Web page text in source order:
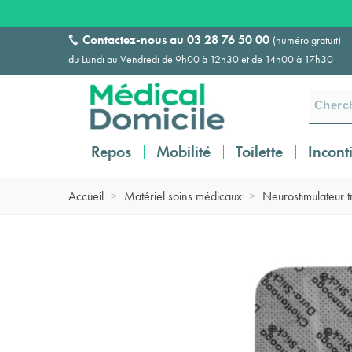
Contactez-nous au 03 28 76 50 00 (numéro gratuit)
du Lundi au Vendredi de 9h00 à 12h30 et de 14h00 à 17h30
Repos Mobilité Toilette
Accueil > Matériel soins médicaux > Neurostimulateur